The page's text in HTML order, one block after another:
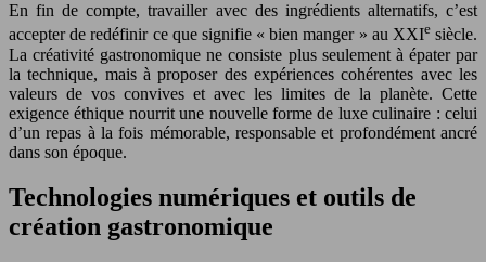
En fin de compte, travailler avec des ingrédients alternatifs, c’est
accepter de redéfinir ce que signifie « bien manger » au XXIesiècle.
La créativité gastronomique ne consiste plus seulement à épater par
la technique, mais à proposer des expériences cohérentes avec les
valeurs de vos convives et avec les limites de la planète. Cette
exigence éthique nourrit une nouvelle forme de luxe culinaire : celui
d’un repas à la fois mémorable, responsable et profondément ancré
dans son époque.
Technologies numériques et outils de
création gastronomique